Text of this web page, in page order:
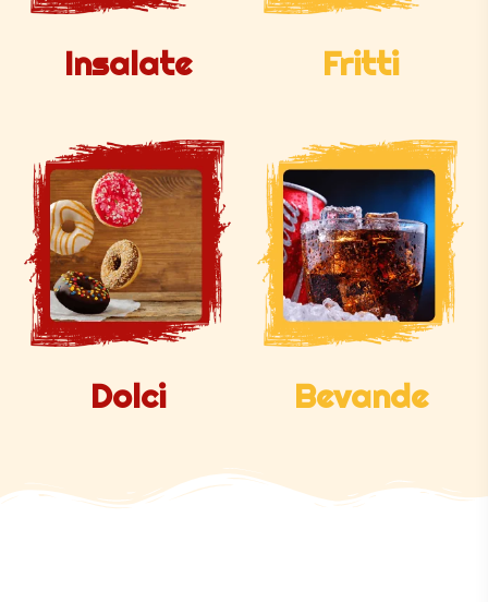
Insalate Fritti
Dolci Bevande